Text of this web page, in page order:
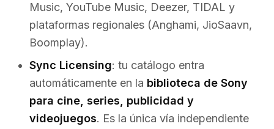
Music, YouTube Music, Deezer, TIDAL y
plataformas regionales (Anghami, JioSaavn,
Boomplay).
Sync Licensing: tu catálogo entra
automáticamente en la biblioteca de Sony
para cine, series, publicidad y
videojuegos. Es la única vía independiente